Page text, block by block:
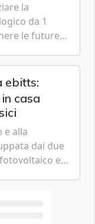
la
da 1
le future
ebitts:
casa
e alla
dai due
e